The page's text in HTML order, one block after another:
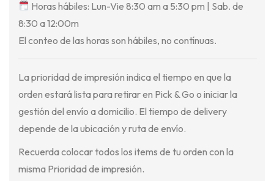
Horas hábiles: Lun-Vie 8:30 am a 5:30 pm | Sab. de
8:30 a 12:00m
El conteo de las horas son hábiles, no contínuas.
La prioridad de impresión indica el tiempo en que la
orden estará lista para retirar en Pick & Go o iniciar la
gestión del envío a domicilio. El tiempo de delivery
depende de la ubicación y ruta de envío.
Recuerda colocar todos los items de tu orden con la
misma Prioridad de impresión.